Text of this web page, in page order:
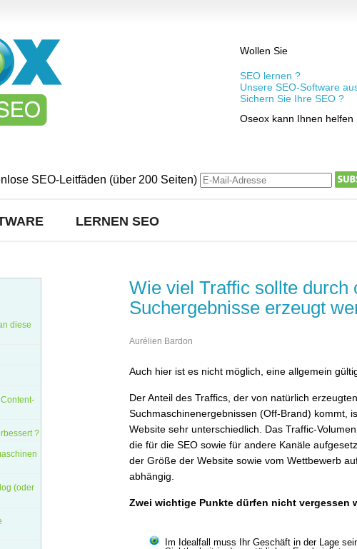
Wollen Sie
SEO lernen ?
Unsere SEO-Software
Sichern Sie Ihre SEO ?
Oseox kann Ihnen helfen
SEO-Leitfäden (über 200 Seiten)
LERNEN SEO
Wie viel Traffic sollte durch
Suchergebnisse erzeugt
Aurélien Bardon
Auch hier ist es nicht möglich, eine allgemein
Der Anteil des Traffics, der von natürlich erzeugten
Suchmaschinenergebnissen (Off-Brand) kommt,
Website sehr unterschiedlich. Das Traffic-
die für die SEO sowie für andere Kanäle
der Größe der Website sowie vom Wettbewerb
abhängig.
Zwei wichtige Punkte dürfen nicht vergessen
Im Idealfall muss Ihr Geschäft in der Lage
diese
?
(oder